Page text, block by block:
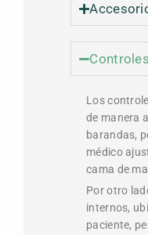
Los
de manera
barandas,
médico
cama de
Por otro
internos,
paciente,